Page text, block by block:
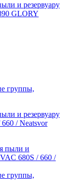
и резервуару
GLORY
группы,
и резервуару
/ Neatsvor
группы,